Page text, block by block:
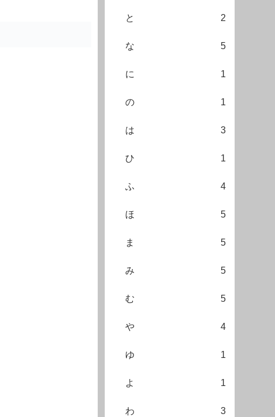
と 2
な 5
に 1
の 1
は 3
ひ 1
ふ 4
ほ 5
ま 5
み 5
む 5
や 4
ゆ 1
よ 1
わ 3